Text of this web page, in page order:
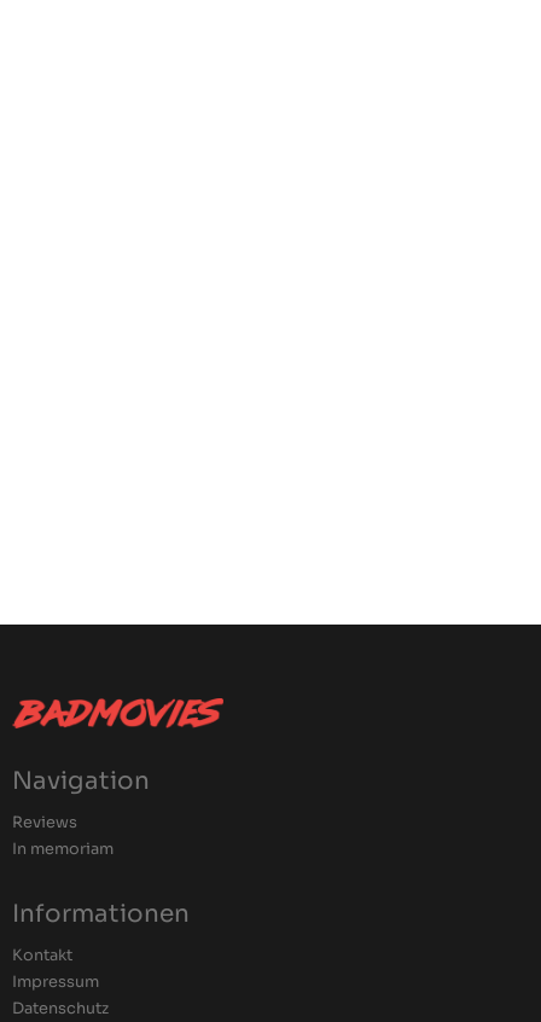
Navigation
Reviews
In memoriam
Informationen
Kontakt
Impressum
Datenschutz